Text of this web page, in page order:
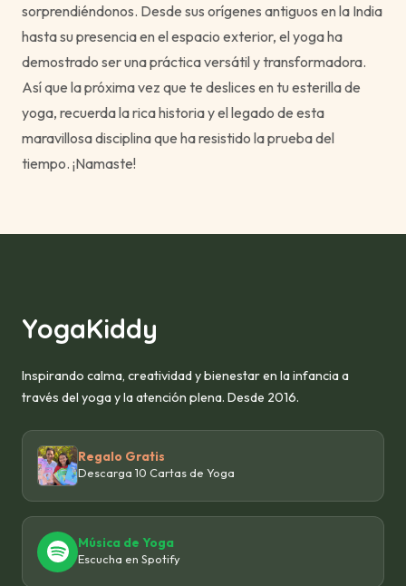
sorprendiéndonos. Desde sus orígenes antiguos en la India
hasta su presencia en el espacio exterior, el yoga ha
demostrado ser una práctica versátil y transformadora.
Así que la próxima vez que te deslices en tu esterilla de
yoga, recuerda la rica historia y el legado de esta
maravillosa disciplina que ha resistido la prueba del
tiempo. ¡Namaste!
YogaKiddy
Inspirando calma, creatividad y bienestar en la infancia a
través del yoga y la atención plena. Desde 2016.
Regalo Gratis
Descarga 10 Cartas de Yoga
Música de Yoga
Escucha en Spotify